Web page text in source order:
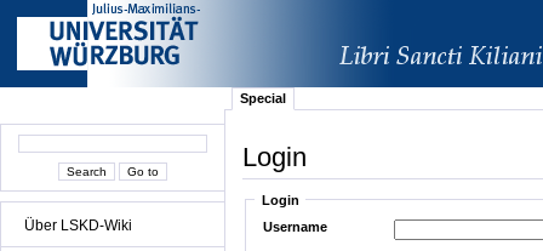
Über LSKD-Wiki
Special
Login
Login
Username